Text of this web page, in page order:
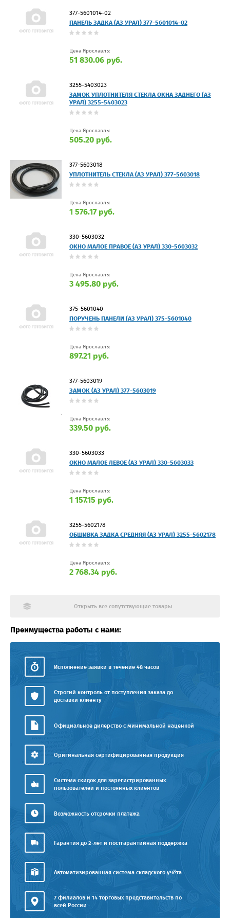
377-5601014-02
ПАНЕЛЬ ЗАДКА (АЗ УРАЛ) 377-5601014-02
Цена Ярославль:
51 830.06 руб.
3255-5403023
ЗАМОК УПЛОТНИТЕЛЯ СТЕКЛА ОКНА ЗАДНЕГО (АЗ
УРАЛ) 3255-5403023
Цена Ярославль:
505.20 руб.
377-5603018
УПЛОТНИТЕЛЬ СТЕКЛА (АЗ УРАЛ) 377-5603018
Цена Ярославль:
1 576.17 руб.
330-5603032
ОКНО МАЛОЕ ПРАВОЕ (АЗ УРАЛ) 330-5603032
Цена Ярославль:
3 495.80 руб.
375-5601040
ПОРУЧЕНЬ ПАНЕЛИ (АЗ УРАЛ) 375-5601040
Цена Ярославль:
897.21 руб.
377-5603019
ЗАМОК (АЗ УРАЛ) 377-5603019
Цена Ярославль:
339.50 руб.
330-5603033
ОКНО МАЛОЕ ЛЕВОЕ (АЗ УРАЛ) 330-5603033
Цена Ярославль:
1 157.15 руб.
3255-5602178
ОБШИВКА ЗАДКА СРЕДНЯЯ (АЗ УРАЛ) 3255-5602178
Цена Ярославль:
2 768.34 руб.
Открыть все сопутствующие товары
Преимущества работы с нами:
Исполнение заявки в течение 48 часов
Строгий контроль от поступления заказа до
доставки клиенту
Официальное дилерство с минимальной наценкой
Оригинальная сертифицированная продукция
Система скидок для зарегистрированных
пользователей и постоянных клиентов
Возможность отсрочки платежа
Гарантия до 2-лет и постгарантийная поддержка
Автоматизированная система складского учёта
7 филиалов и 14 торговых представительств по
всей России